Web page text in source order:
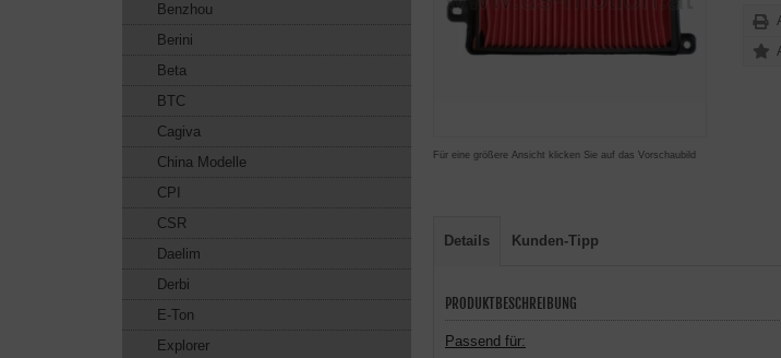
Für eine größere Ansicht klicken Sie auf das Vorschaubild
Details Kunden-Tipp
PRODUKTBESCHREIBUNG
Passend für:
Benzhou
Berini
Beta
BTC
Cagiva
China Modelle
CPI
CSR
Daelim
Derbi
E-Ton
Explorer